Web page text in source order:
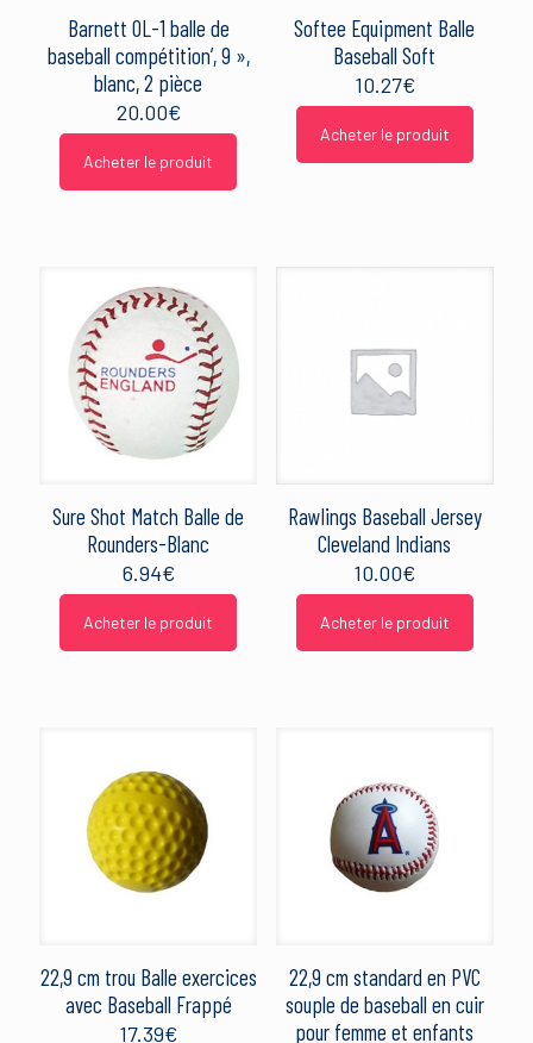
Barnett OL-1 balle de
baseball compétition’, 9 »,
blanc, 2 pièce
20.00€
Acheter le produit
Softee Equipment Balle
Baseball Soft
10.27€
Acheter le produit
Sure Shot Match Balle de
Rounders-Blanc
6.94€
Acheter le produit
Rawlings Baseball Jersey
Cleveland Indians
10.00€
Acheter le produit
22,9 cm trou Balle exercices
avec Baseball Frappé
17.39€
22,9 cm standard en PVC
souple de baseball en cuir
pour femme et enfants